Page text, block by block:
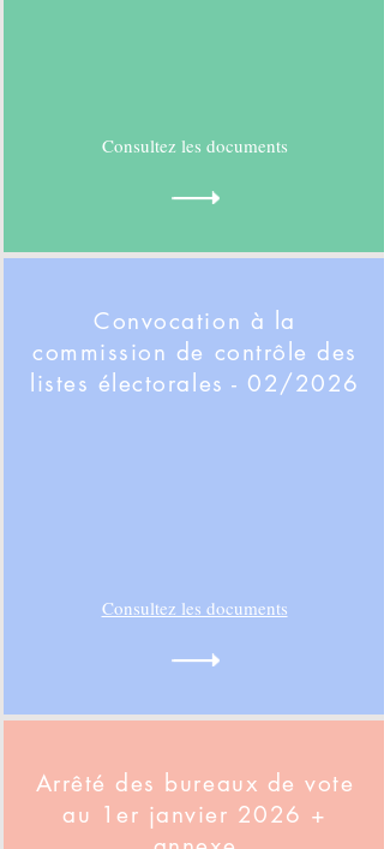
Consultez les documents
Convocation à la
commission de contrôle des
listes électorales - 02/2026
Consultez les documents
Arrêté des bureaux de vote
au 1er janvier 2026 +